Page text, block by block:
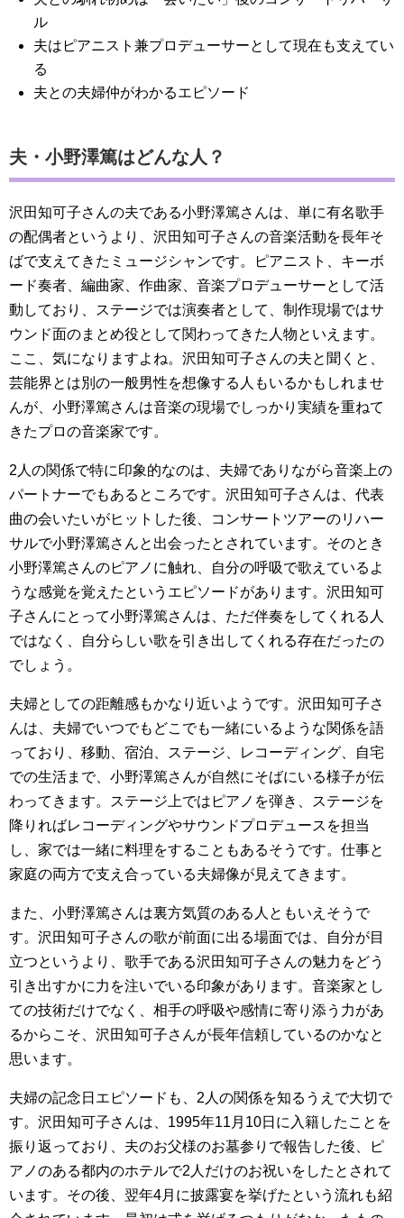
ル
夫はピアニスト兼プロデューサーとして現在も支えてい
る
夫との夫婦仲がわかるエピソード
夫・小野澤篤はどんな人？
沢田知可子さんの夫である小野澤篤さんは、単に有名歌手
の配偶者というより、沢田知可子さんの音楽活動を長年そ
ばで支えてきたミュージシャンです。ピアニスト、キーボ
ード奏者、編曲家、作曲家、音楽プロデューサーとして活
動しており、ステージでは演奏者として、制作現場ではサ
ウンド面のまとめ役として関わってきた人物といえます。
ここ、気になりますよね。沢田知可子さんの夫と聞くと、
芸能界とは別の一般男性を想像する人もいるかもしれませ
んが、小野澤篤さんは音楽の現場でしっかり実績を重ねて
きたプロの音楽家です。
2人の関係で特に印象的なのは、夫婦でありながら音楽上の
パートナーでもあるところです。沢田知可子さんは、代表
曲の会いたいがヒットした後、コンサートツアーのリハー
サルで小野澤篤さんと出会ったとされています。そのとき
小野澤篤さんのピアノに触れ、自分の呼吸で歌えているよ
うな感覚を覚えたというエピソードがあります。沢田知可
子さんにとって小野澤篤さんは、ただ伴奏をしてくれる人
ではなく、自分らしい歌を引き出してくれる存在だったの
でしょう。
夫婦としての距離感もかなり近いようです。沢田知可子さ
んは、夫婦でいつでもどこでも一緒にいるような関係を語
っており、移動、宿泊、ステージ、レコーディング、自宅
での生活まで、小野澤篤さんが自然にそばにいる様子が伝
わってきます。ステージ上ではピアノを弾き、ステージを
降りればレコーディングやサウンドプロデュースを担当
し、家では一緒に料理をすることもあるそうです。仕事と
家庭の両方で支え合っている夫婦像が見えてきます。
また、小野澤篤さんは裏方気質のある人ともいえそうで
す。沢田知可子さんの歌が前面に出る場面では、自分が目
立つというより、歌手である沢田知可子さんの魅力をどう
引き出すかに力を注いでいる印象があります。音楽家とし
ての技術だけでなく、相手の呼吸や感情に寄り添う力があ
るからこそ、沢田知可子さんが長年信頼しているのかなと
思います。
夫婦の記念日エピソードも、2人の関係を知るうえで大切で
す。沢田知可子さんは、1995年11月10日に入籍したことを
振り返っており、夫のお父様のお墓参りで報告した後、ピ
アノのある都内のホテルで2人だけのお祝いをしたとされて
います。その後、翌年4月に披露宴を挙げたという流れも紹